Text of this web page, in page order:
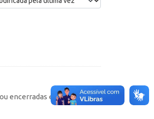
encerradas em cada